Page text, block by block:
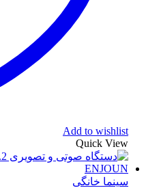
Add to wishlist
Quick View
سینما خانگی